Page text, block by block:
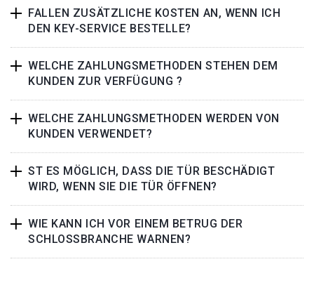
FALLEN ZUSÄTZLICHE KOSTEN AN, WENN ICH
DEN KEY-SERVICE BESTELLE?
WELCHE ZAHLUNGSMETHODEN STEHEN DEM
KUNDEN ZUR VERFÜGUNG ?
WELCHE ZAHLUNGSMETHODEN WERDEN VON
KUNDEN VERWENDET?
ST ES MÖGLICH, DASS DIE TÜR BESCHÄDIGT
WIRD, WENN SIE DIE TÜR ÖFFNEN?
WIE KANN ICH VOR EINEM BETRUG DER
SCHLOSSBRANCHE WARNEN?